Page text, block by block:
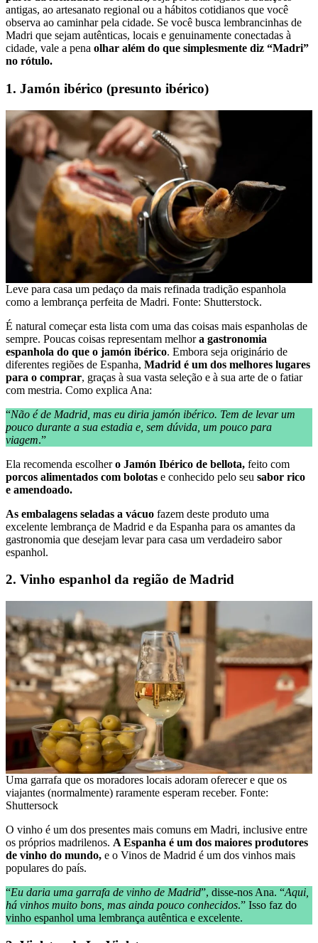
antigas, ao artesanato regional ou a hábitos cotidianos que você
observa ao caminhar pela cidade. Se você busca lembrancinhas de
Madri que sejam autênticas, locais e genuinamente conectadas à
cidade, vale a pena olhar além do que simplesmente diz “Madri”
no rótulo.
1. Jamón ibérico (presunto ibérico)
Leve para casa um pedaço da mais refinada tradição espanhola
como a lembrança perfeita de Madri. Fonte: Shutterstock.
É natural começar esta lista com uma das coisas mais espanholas de
sempre. Poucas coisas representam melhora gastronomia
espanhola do que o jamón ibérico. Embora seja originário de
diferentes regiões de Espanha, Madrid é um dos melhores lugares
para o comprar, graças à sua vasta seleção e à sua arte de o fatiar
com mestria. Como explica Ana:
“Não é de Madrid, mas eu diria jamón ibérico. Tem de levar um
pouco durante a sua estadia e, sem dúvida, um pouco para
viagem.”
Ela recomenda escolhero Jamón Ibérico de bellota, feito com
porcos alimentados com bolotas e conhecido pelo seu sabor rico
e amendoado.
As embalagens seladas a vácuo fazem deste produto uma
excelente lembrança de Madrid e da Espanha para os amantes da
gastronomia que desejam levar para casa um verdadeiro sabor
espanhol.
2. Vinho espanhol da região de Madrid
Uma garrafa que os moradores locais adoram oferecer e que os
viajantes (normalmente) raramente esperam receber. Fonte:
Shuttersock
O vinho é um dos presentes mais comuns em Madri, inclusive entre
os próprios madrilenos. A Espanha é um dos maiores produtores
de vinho do mundo, e o Vinos de Madrid é um dos vinhos mais
populares do país.
“Eu daria uma garrafa de vinho de Madrid”, disse-nos Ana. “Aqui,
há vinhos muito bons, mas ainda pouco conhecidos.” Isso faz do
vinho espanhol uma lembrança autêntica e excelente.